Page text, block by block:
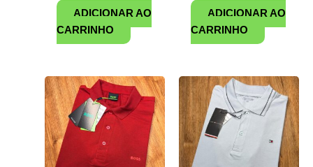
ADICIONAR AO
CARRINHO
ADICIONAR AO
CARRINHO